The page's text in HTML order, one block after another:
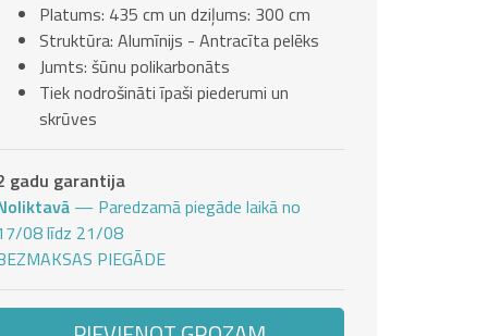
Platums: 435 cm un dziļums: 300 cm
Struktūra: Alumīnijs - Antracīta pelēks
Jumts: šūnu polikarbonāts
Tiek nodrošināti īpaši piederumi un
skrūves
gadu garantija
— Paredzamā piegāde laikā no
08 līdz 21/08
PIEGĀDE